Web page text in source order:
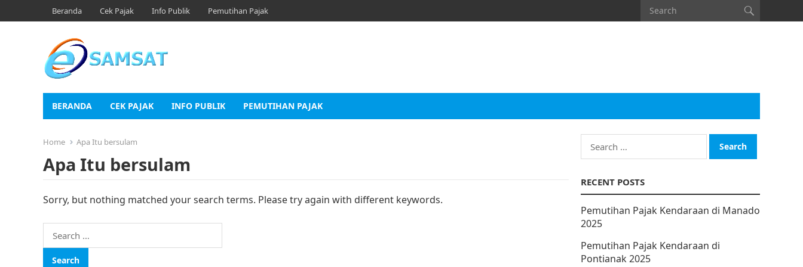
Beranda Cek Pajak Info Publik Pemutihan Pajak
BERANDA CEK PAJAK INFO PUBLIK PEMUTIHAN PAJAK
Home Apa Itu bersulam
Apa Itu bersulam
Sorry, but nothing matched your search terms. Please try again with different keywords.
Search
for:
Search
for:
RECENT POSTS
Pemutihan Pajak Kendaraan di Manado
2025
Pemutihan Pajak Kendaraan di
Pontianak 2025